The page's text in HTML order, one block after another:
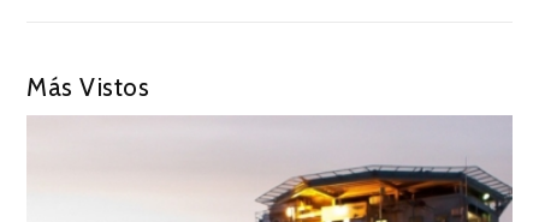
Más Vistos